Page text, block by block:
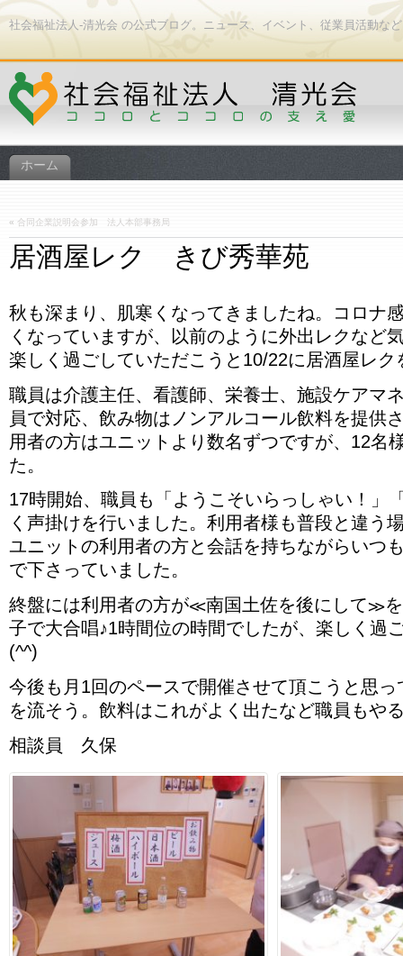
社会福祉法人-清光会 の公式ブログ。ニュース、イベント、従業員活動な
ホーム
« 合同企業説明会参加 法人本部事務局
居酒屋レク きび秀華苑
秋も深まり、肌寒くなってきましたね。コロナ
くなっていますが、以前のように外出レクなど
楽しく過ごしていただこうと10/22に居酒屋レク
職員は介護主任、看護師、栄養士、施設ケアマ
員で対応、飲み物はノンアルコール飲料を提供
用者の方はユニットより数名ずつですが、12名
た。
17時開始、職員も「ようこそいらっしゃい！」
く声掛けを行いました。利用者様も普段と違う
ユニットの利用者の方と会話を持ちながらいつ
で下さっていました。
終盤には利用者の方が≪南国土佐を後にして≫
子で大合唱♪1時間位の時間でしたが、楽しく過
(^^)
今後も月1回のペースで開催させて頂こうと思
を流そう。飲料はこれがよく出たなど職員もや
相談員 久保